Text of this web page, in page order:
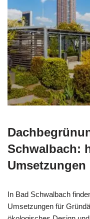
Schwalbach:
Umsetzungen
In Bad Schwalbach
Umsetzungen für